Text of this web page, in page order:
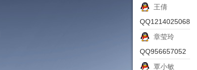
王倩
QQ1214025068
章莹玲
QQ956657052
覃小敏